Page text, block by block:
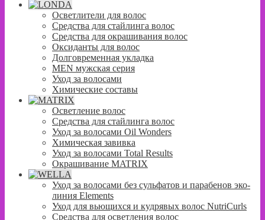
Осветлители для волос
Средства для стайлинга волос
Средства для окрашивания волос
Оксиданты для волос
Долговременная укладка
MEN мужская серия
Уход за волосами
Химические составы
Осветление волос
Средства для стайлинга волос
Уход за волосами Oil Wonders
Химическая завивка
Уход за волосами Total Results
Окрашивание MATRIX
Уход за волосами без сульфатов и парабенов эко-
линия Elements
Уход для вьющихся и кудрявых волос NutriCurls
Средства для осветления волос